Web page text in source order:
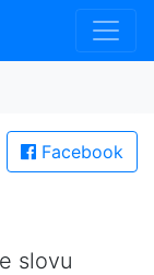
Facebook
slovu